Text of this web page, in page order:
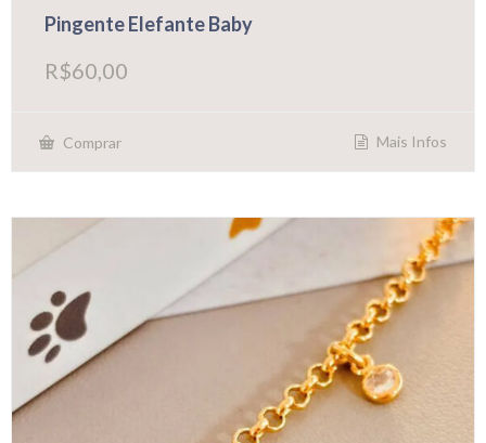
Pingente Elefante Baby
R$60,00
Comprar Mais Infos